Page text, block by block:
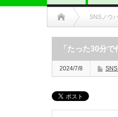
SNSノウ
「たった30分
2024/7/8